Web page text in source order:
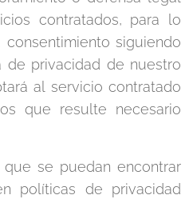
contratados, para lo
siguiendo
de privacidad de nuestro
al servicio contratado
que resulte necesario
se puedan encontrar
políticas de privacidad